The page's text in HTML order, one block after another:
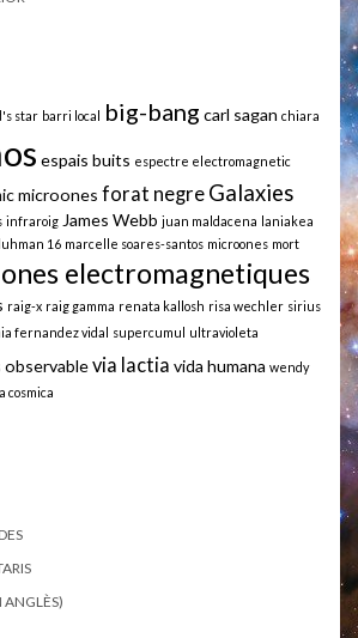
star barri local big-bang carl sagan chiara
espais buits espectre electromagnetic
microones forat negre Galaxies
infraroig James Webb juan maldacena laniakea
luhman 16 marcelle soares-santos microones mort
ones electromagnetiques
raig-x raig gamma renata kallosh risa wechler sirius
fernandez vidal supercumul ultravioleta
observablevia lactia vida humana wendy
cosmica
ANGLÈS)